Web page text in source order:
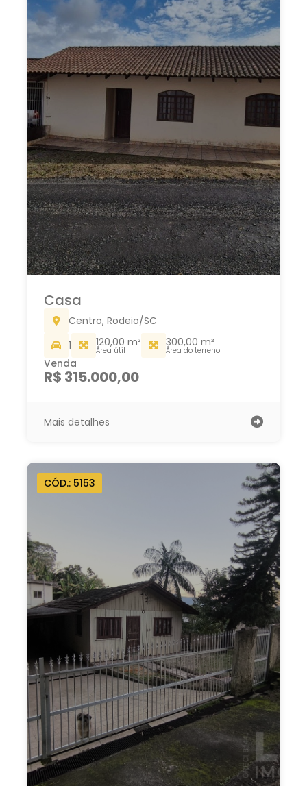
Casa
Centro, Rodeio/SC
1
120,00 m²
Área útil
300,00 m²
Área do terreno
Venda
R$ 315.000,00
Mais detalhes
CÓD.: 5153